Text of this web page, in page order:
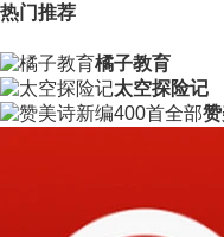
热门推荐
橘子教育
太空探险记